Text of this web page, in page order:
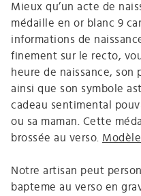
Mieux qu’un acte de
médaille en or blanc 9
informations de
finement sur le recto,
heure de naissance, son
ainsi que son symbole
cadeau sentimental
ou sa maman. Cette
brossée au verso.
Notre artisan peut
bapteme au verso en